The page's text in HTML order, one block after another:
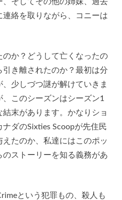
絡を取りながら、コニーは
のか？どうして亡くなったの
き離されたのか？最初は分
少しづつ謎が解けていきま
このシーズンはシーズン1
末があります。かなりショ
ダのSixties Scoopが先住民
たのか、私達にはこのポッ
のストーリーを知る義務があ
という犯罪もの、殺人も